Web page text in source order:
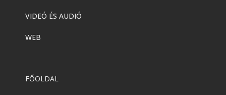
VIDEÓ ÉS AUDIÓ
WEB
FŐOLDAL